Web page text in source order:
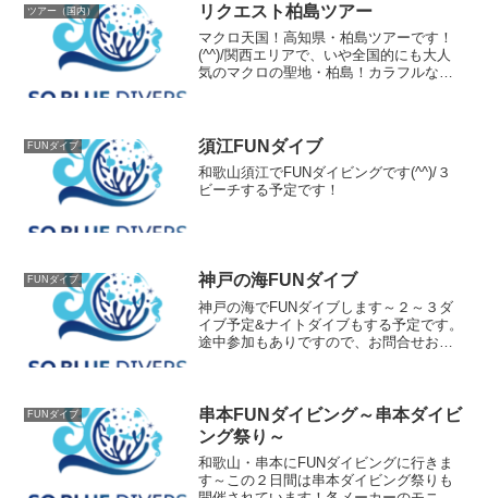
ツアー（国内） リクエスト柏島ツアー
マクロ天国！高知県・柏島ツアーです！
(^^)/関西エリアで、いや全国的にも大人
気のマクロの聖地・柏島！カラフルなマ
りまくります！！(...
FUNダイブ 須江FUNダイブ
和歌山須江でFUNダイビングです(^^)/３
ビーチする予定です！
FUNダイブ 神戸の海FUNダイブ
神戸の海でFUNダイブします～２～３ダ
イブ予定&ナイトダイブもする予定です。
途中参加もありですので、お問合せお待
すよ～
FUNダイブ
串本FUNダイビング～串本ダイビ
ング祭り～
和歌山・串本にFUNダイビングに行きま
す～この２日間は串本ダイビング祭りも